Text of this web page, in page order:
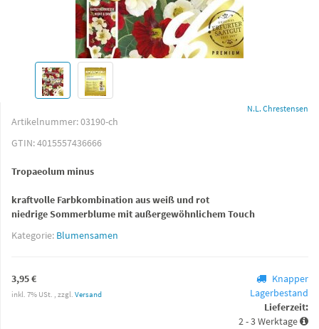
N.L. Chrestensen
Artikelnummer:03190-ch
GTIN:4015557436666
Tropaeolum minus
kraftvolle Farbkombination aus weiß und rot
niedrige Sommerblume mit außergewöhnlichem Touch
Kategorie: Blumensamen
3,95 €
inkl. 7% USt. , zzgl. Versand
Knapper
Lagerbestand
Lieferzeit:
2 - 3 Werktage